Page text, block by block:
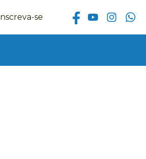
Inscreva-se